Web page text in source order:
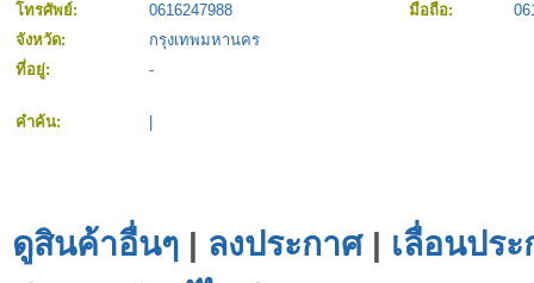
โทรศัพย์:
0616247988 มือถือ:
จังหวัด:
กรุงเทพมหานคร
ที่อยู่:
-
คำค้น:
ดูสินค้าอื่นๆ | ลงประกาศ| เลื่อนปร